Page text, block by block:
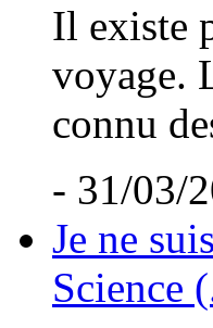
Il existe
voyage.
connu
- 31/03/
Je ne
Science